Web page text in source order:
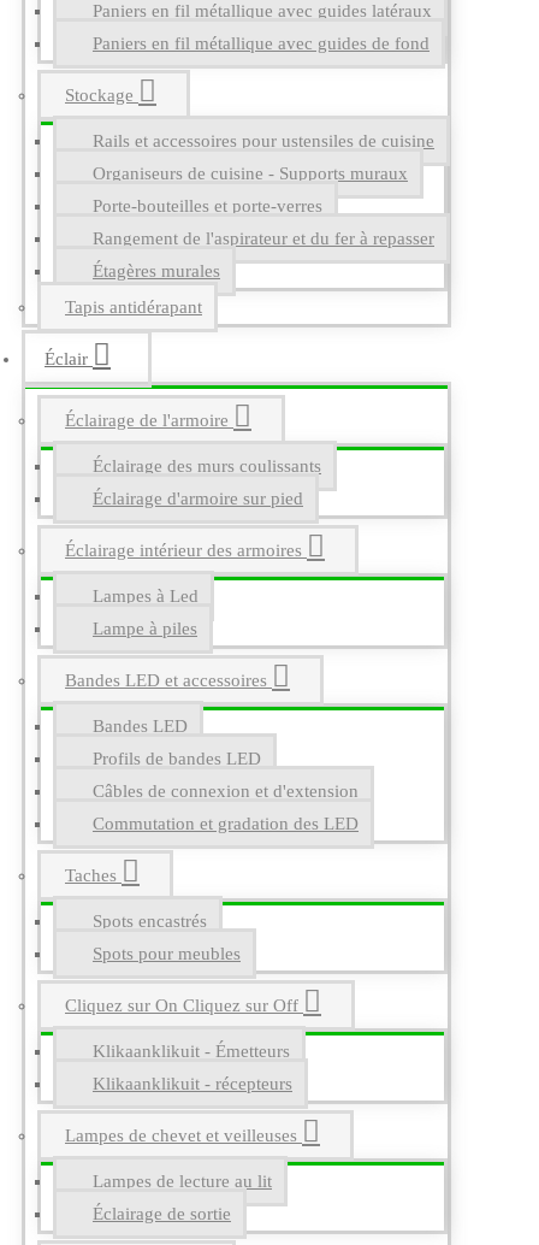
Paniers en fil métallique avec guides latéraux
Paniers en fil métallique avec guides de fond
Stockage
Rails et accessoires pour ustensiles de cuisine
Organiseurs de cuisine - Supports muraux
Porte-bouteilles et porte-verres
Rangement de l'aspirateur et du fer à repasser
Étagères murales
Tapis antidérapant
Éclair
Éclairage de l'armoire
Éclairage des murs coulissants
Éclairage d'armoire sur pied
Éclairage intérieur des armoires
Lampes à Led
Lampe à piles
Bandes LED et accessoires
Bandes LED
Profils de bandes LED
Câbles de connexion et d'extension
Commutation et gradation des LED
Taches
Spots encastrés
Spots pour meubles
Cliquez sur On Cliquez sur Off
Klikaanklikuit - Émetteurs
Klikaanklikuit - récepteurs
Lampes de chevet et veilleuses
Lampes de lecture au lit
Éclairage de sortie